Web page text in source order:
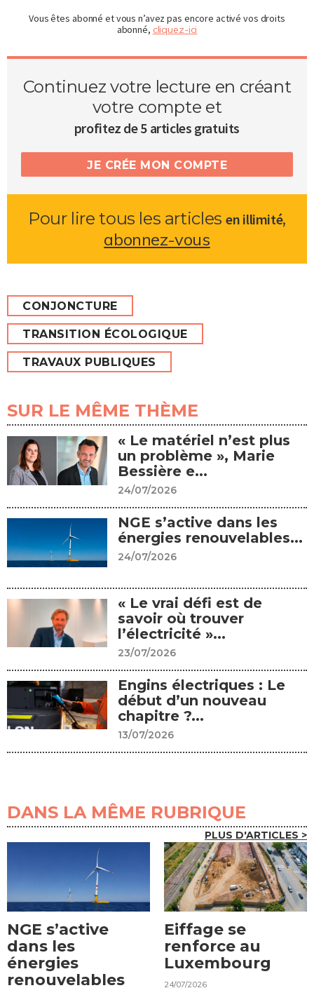
Vous êtes abonné et vous n’avez pas encore activé vos droits
abonné, cliquez-ici
Continuez votre lecture en créant
votre compte et
profitez de 5 articles gratuits
JE CRÉE MON COMPTE
Pour lire tous les articlesen illimité,
abonnez-vous
CONJONCTURE
TRANSITION ÉCOLOGIQUE
TRAVAUX PUBLIQUES
SUR LE MÊME THÈME
« Le matériel n’est plus
un problème », Marie
Bessière e...
24/07/2026
NGE s’active dans les
énergies renouvelables...
24/07/2026
« Le vrai défi est de
savoir où trouver
l’électricité »...
23/07/2026
Engins électriques : Le
début d’un nouveau
chapitre ?...
13/07/2026
DANS LA MÊME RUBRIQUE
PLUS D'ARTICLES >
NGE s’active
dans les
énergies
renouvelables
Eiffage se
renforce au
Luxembourg
24/07/2026